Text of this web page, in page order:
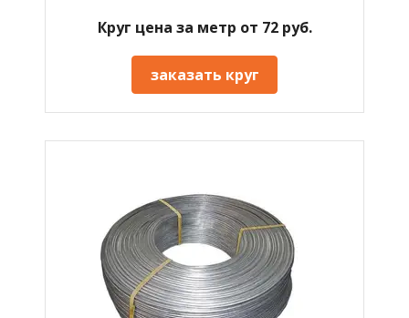
Круг цена за метр от 72 руб.
заказать круг